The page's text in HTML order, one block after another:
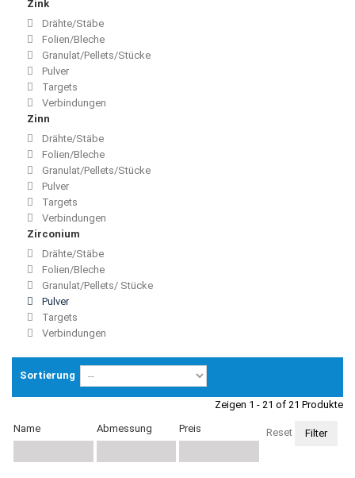
Zink
Drähte/Stäbe
Folien/Bleche
Granulat/Pellets/Stücke
Pulver
Targets
Verbindungen
Zinn
Drähte/Stäbe
Folien/Bleche
Granulat/Pellets/Stücke
Pulver
Targets
Verbindungen
Zirconium
Drähte/Stäbe
Folien/Bleche
Granulat/Pellets/ Stücke
Pulver
Targets
Verbindungen
Sortierung
Zeigen 1 - 21 of 21 Produkte
Name
Abmessung Preis Reset